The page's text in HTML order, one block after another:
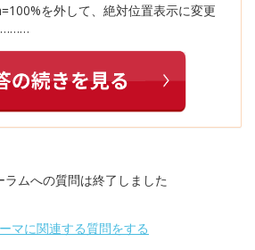
を外して、絶対位置表示に変更
………
ラムへの質問は終了しました
マに関連する質問をする